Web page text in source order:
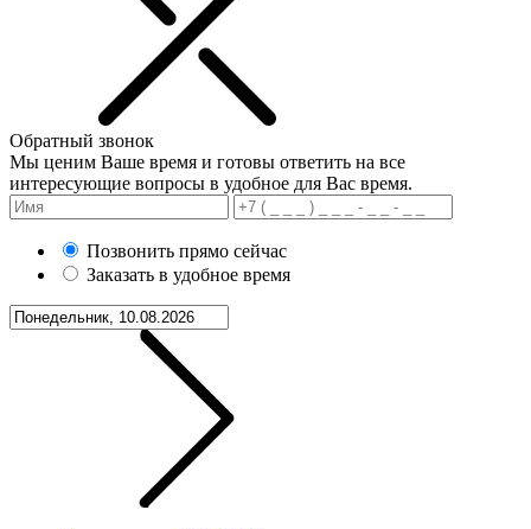
Обратный звонок
Мы ценим Ваше время и готовы ответить на все
интересующие вопросы в удобное для Вас время.
Позвонить прямо сейчас
Заказать в удобное время